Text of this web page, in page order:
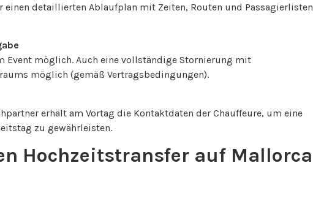
einen detaillierten Ablaufplan mit Zeiten, Routen und Passagierlisten
Event möglich. Auch eine vollständige Stornierung mit
möglich (gemäß Vertragsbedingungen).
erhält am Vortag die Kontaktdaten der Chauffeure, um eine
zu gewährleisten.
Hochzeitstransfer auf Mallorca